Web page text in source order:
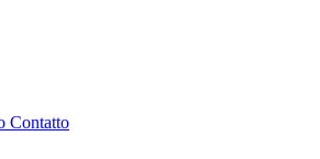
Contatto